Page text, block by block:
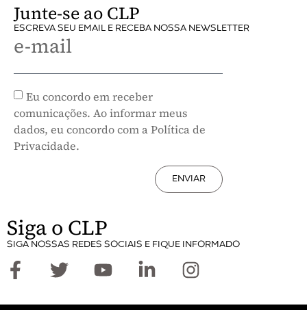
Junte-se ao CLP
ESCREVA SEU EMAIL E RECEBA NOSSA NEWSLETTER
e-mail
Eu concordo em receber
comunicações. Ao informar meus
dados, eu concordo com a Política de
Privacidade.
ENVIAR
Siga o CLP
SIGA NOSSAS REDES SOCIAIS E FIQUE INFORMADO